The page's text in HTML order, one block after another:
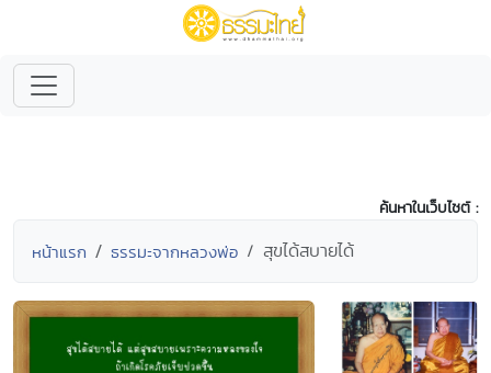
ค้นหาในเว็บไซต์ :
หน้าแรก ธรรมะจากหลวงพ่อ สุขได้สบายได้